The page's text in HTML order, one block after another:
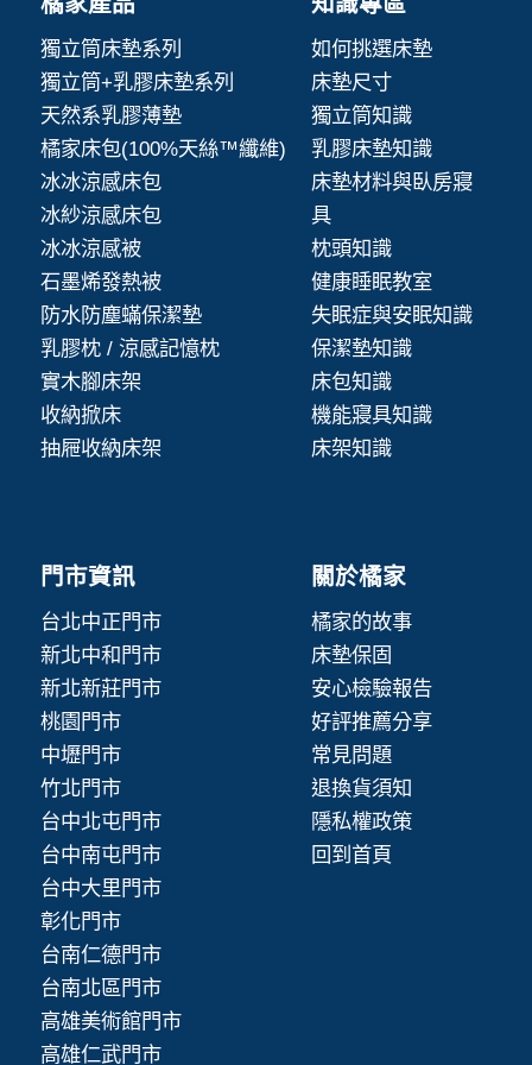
獨立筒床墊系列
獨立筒+乳膠床墊系列
天然系乳膠薄墊
橘家床包(100%天絲™纖維)
冰冰涼感床包
冰紗涼感床包
冰冰涼感被
石墨烯發熱被
防水防塵蟎保潔墊
乳膠枕 / 涼感記憶枕
實木腳床架
收納掀床
抽屜收納床架
如何挑選床墊
床墊尺寸
獨立筒知識
乳膠床墊知識
床墊材料與臥房寢
具
枕頭知識
健康睡眠教室
失眠症與安眠知識
保潔墊知識
床包知識
機能寢具知識
床架知識
門市資訊
台北中正門市
新北中和門市
新北新莊門市
桃園門市
中壢門市
竹北門市
台中北屯門市
台中南屯門市
台中大里門市
彰化門市
台南仁德門市
台南北區門市
高雄美術館門市
高雄仁武門市
關於橘家
橘家的故事
床墊保固
安心檢驗報告
好評推薦分享
常見問題
退換貨須知
隱私權政策
回到首頁